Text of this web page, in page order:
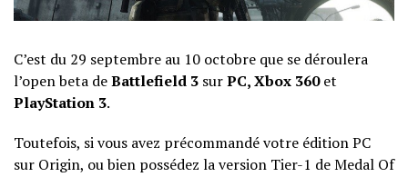
C’est du 29 septembre au 10 octobre que se déroulera
l’open beta deBattlefield 3 surPC, Xbox 360et
PlayStation 3.
Toutefois, si vous avez précommandé votre édition PC
sur Origin, ou bien possédez la version Tier-1 de Medal Of